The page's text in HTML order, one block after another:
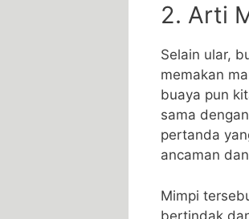
2. Arti
Selain ular,
memakan
buaya pun
sama
pertanda
ancaman
Mimpi
bertindak